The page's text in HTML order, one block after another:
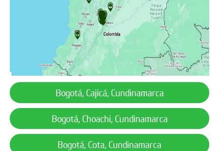
Bogotá, Cajicá, Cundinamarca
Bogotá, Choachi, Cundinamarca
Bogotá, Cota, Cundinamarca